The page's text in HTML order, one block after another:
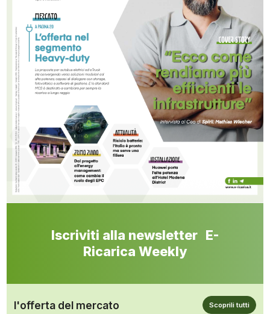
Iscriviti alla newsletter E-
Ricarica Weekly
l'offerta del mercato Scoprili tutti